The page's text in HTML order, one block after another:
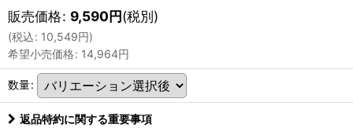
販売価格: 9,590円(税別)
(税込: 10,549円)
希望小売価格: 14,964円
数量:
返品特約に関する重要事項